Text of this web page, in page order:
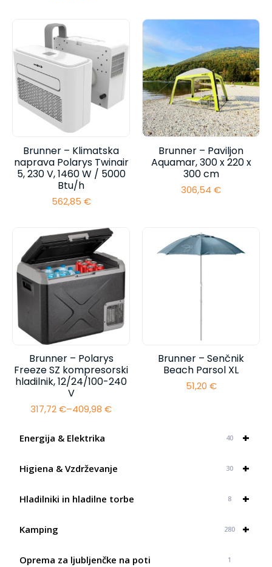
+
Energija & Elektrika 40
+
Higiena & Vzdrževanje 30
+
Hladilniki in hladilne torbe 8
+
Kamping 280
Oprema za ljubljenčke na poti 1
Brunner – Klimatska
naprava Polarys Twinair
5, 230 V, 1460 W / 5000
Btu/h
562,85 €
Brunner – Paviljon
Aquamar, 300 x 220 x
300 cm
306,54 €
Brunner – Polarys
Freeze SZ kompresorski
hladilnik, 12/24/100-240
V
317,72€–409,98 €
Cenovni
od
409,98 €
Brunner – Senčnik
Beach Parsol XL
51,20 €